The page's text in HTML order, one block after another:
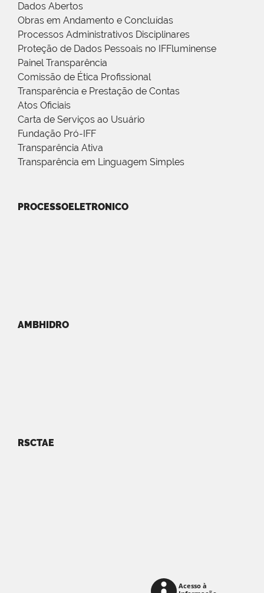
Dados Abertos
Obras em Andamento e Concluídas
Processos Administrativos Disciplinares
Proteção de Dados Pessoais no IFFluminense
Painel Transparência
Comissão de Ética Profissional
Transparência e Prestação de Contas
Atos Oficiais
Carta de Serviços ao Usuário
Fundação Pró-IFF
Transparência Ativa
Transparência em Linguagem Simples
PROCESSOELETRONICO
AMBHIDRO
RSCTAE